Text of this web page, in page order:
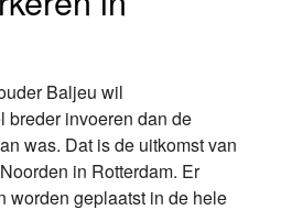
Baljeu wil
breder invoeren dan de
was. Dat is de uitkomst van
in Rotterdam. Er
worden geplaatst in de hele